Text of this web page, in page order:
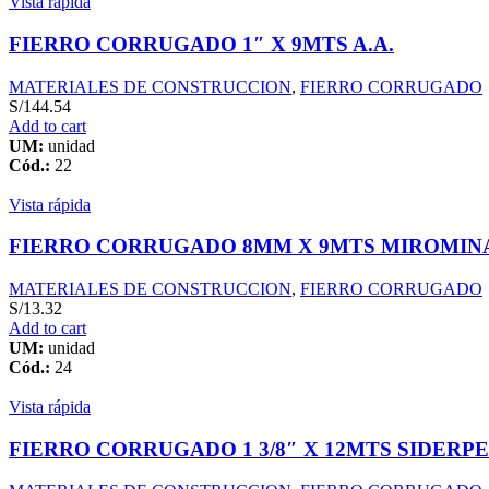
FIERRO CORRUGADO 1″ X 9MTS A.A.
MATERIALES DE CONSTRUCCION, FIERRO CORRUGADO
S/144.54
Add to cart
UM: unidad
Cód.: 22
Vista rápida
FIERRO CORRUGADO 8MM X 9MTS
MATERIALES DE CONSTRUCCION, FIERRO CORRUGADO
S/13.32
Add to cart
UM: unidad
Cód.: 24
Vista rápida
FIERRO CORRUGADO 1 3/8″ X 12MTS